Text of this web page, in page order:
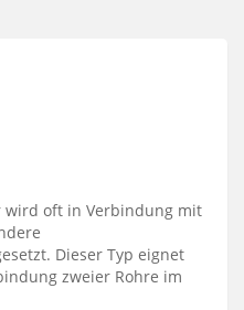
wird oft in Verbindung mit
Dieser Typ eignet
zweier Rohre im